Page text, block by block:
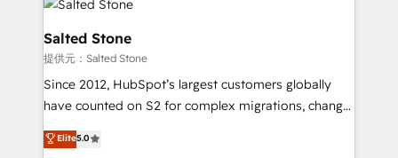
multi-region migrations to AI-powered automation,
we turn complexity into clarity, human at global
scale. 🏆 HubSpot’s CEO called us “the partner of the
future.” Others agree it is proof of trust built through
measurable impact.
Salted Stone
提供元：Salted Stone
Since 2012, HubSpot’s largest customers globally
have counted on S2 for complex migrations, change
management, systems integration, and creative
solutions that deliver measurable impact and
Elite5.0